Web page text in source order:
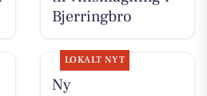
Bjerringbro
LOKALT NYT
Ny